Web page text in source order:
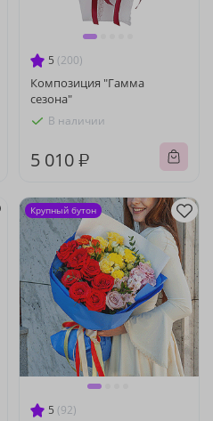
5 (200)
Композиция "Гамма
сезона"
В наличии
5 010 ₽
5 (92)
Крупный бутон